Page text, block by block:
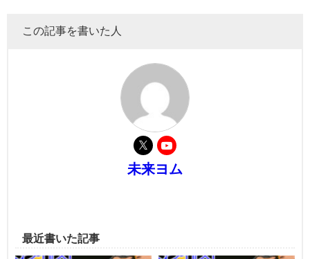
この記事を書いた人
未来ヨム
最近書いた記事